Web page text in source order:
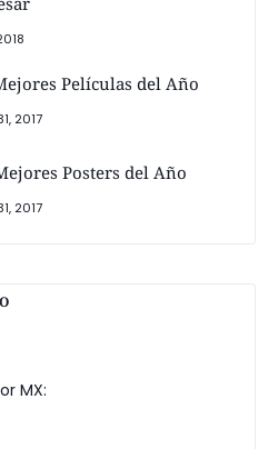
Películas del Año
2017
Posters del Año
2017
MX: